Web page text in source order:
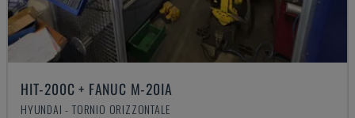
HIT-200C + FANUC M-20IA
HYUNDAI - TORNIO ORIZZONTALE